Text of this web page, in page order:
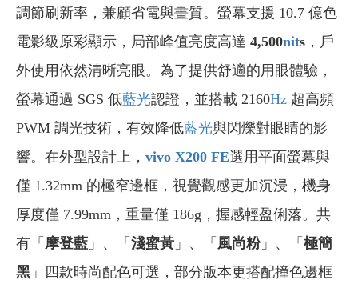
調節刷新率，兼顧省電與畫質。螢幕支援 10.7 億色
電影級原彩顯示，局部峰值亮度高達 4,500nits ，戶
外使用依然清晰亮眼。為了提供舒適的用眼體驗，
螢幕通過 SGS 低藍光認證，並搭載 2160Hz 超高頻
PWM 調光技術，有效降低藍光與閃爍對眼睛的影
響。在外型設計上， vivo X200 FE選用平面螢幕與
僅 1.32mm 的極窄邊框，視覺觀感更加沉浸，機身
厚度僅 7.99mm，重量僅 186g，握感輕盈俐落。共
有「 摩登藍 」、「 淺蜜黃 」、「 風尚粉」、「 極簡
黑 」四款時尚配色可選，部分版本更搭配撞色邊框